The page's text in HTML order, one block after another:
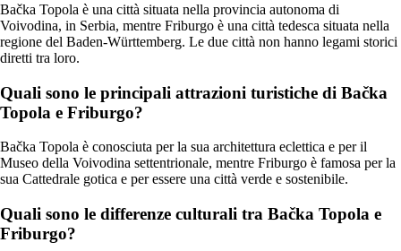
Bačka Topola è una città situata nella provincia autonoma di
Voivodina, in Serbia, mentre Friburgo è una città tedesca situata nella
regione del Baden-Württemberg. Le due città non hanno legami storici
diretti tra loro.
Quali sono le principali attrazioni turistiche di Bačka
Topola e Friburgo?
Bačka Topola è conosciuta per la sua architettura eclettica e per il
Museo della Voivodina settentrionale, mentre Friburgo è famosa per la
sua Cattedrale gotica e per essere una città verde e sostenibile.
Quali sono le differenze culturali tra Bačka Topola e
Friburgo?